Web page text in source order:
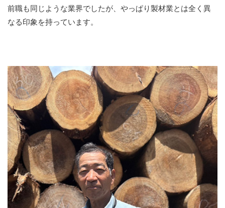
前職も同じような業界でしたが、やっぱり製材業とは全く異
なる印象を持っています。